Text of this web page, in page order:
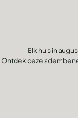
Elk huis in
Ontdek deze